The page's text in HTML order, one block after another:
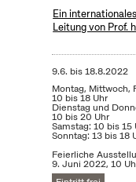
Ein
Leitung von Prof.
9.6. bis18.8.2022
Montag, Mittwoch,
10 bis 18 Uhr
Dienstag und
10 bis 20 Uhr
Samstag: 10 bis 15
Sonntag: 13 bis 18
Feierliche
9. Juni 2022, 10